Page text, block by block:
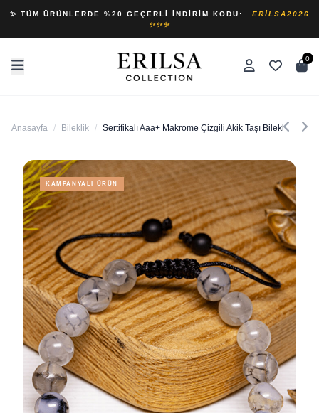
✨ TÜM ÜRÜNLERDE %20 GEÇERLI İNDIRIM KODU:
ERILSA2026
✨✨✨
0
Anasayfa / Bileklik / Sertifikalı Aaa+ Makrome Çizgili Akik Taşı Bileklik
KAMPANYALI ÜRÜN